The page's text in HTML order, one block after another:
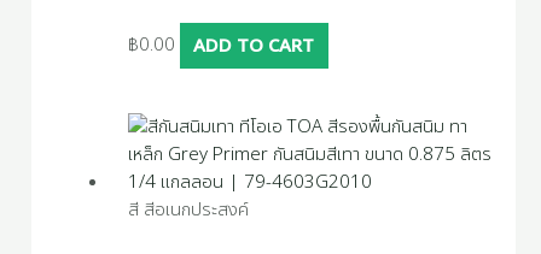
฿0.00 ADD TO CART
สี สีอเนกประสงค์